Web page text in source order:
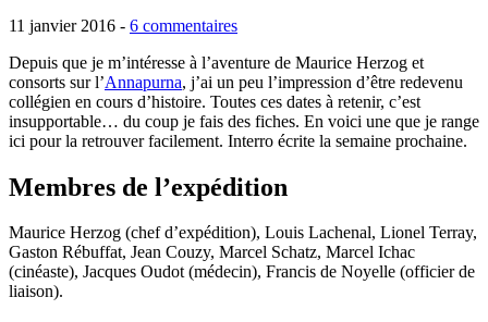
11 janvier 2016 - 6 commentaires
Depuis que je m’intéresse à l’aventure de Maurice Herzog et
consorts sur l’Annapurna, j’ai un peu l’impression d’être redevenu
collégien en cours d’histoire. Toutes ces dates à retenir, c’est
insupportable… du coup je fais des fiches. En voici une que je range
ici pour la retrouver facilement. Interro écrite la semaine prochaine.
Membres de l’expédition
Maurice Herzog (chef d’expédition), Louis Lachenal, Lionel Terray,
Gaston Rébuffat, Jean Couzy, Marcel Schatz, Marcel Ichac
(cinéaste), Jacques Oudot (médecin), Francis de Noyelle (officier de
liaison).